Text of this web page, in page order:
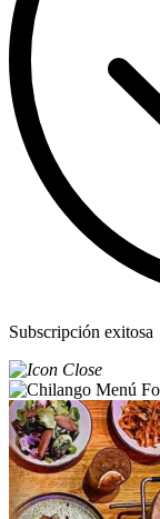
Subscripción exitosa